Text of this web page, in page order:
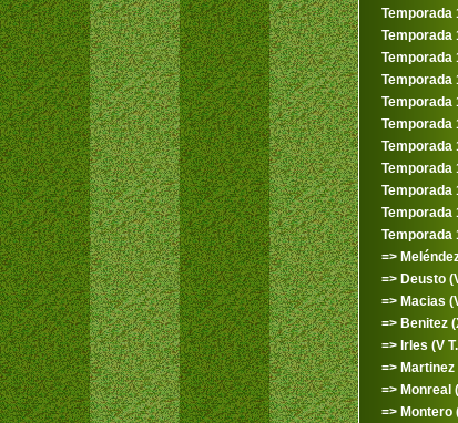
Temporada
Temporada
Temporada
Temporada
Temporada
Temporada
Temporada
Temporada
Temporada
Temporada
Temporada
=>
=> Deusto
=> Macias
=> Benitez
=> Irles (V
=> Martinez
=> Monreal
=> Montero